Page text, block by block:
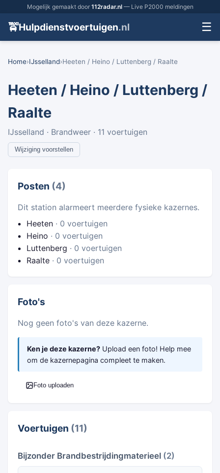
Mogelijk gemaakt door 112radar.nl— Live P2000 meldingen
🚖Hulpdienstvoertuigen.nl ☰
Home›IJsselland›Heeten / Heino / Luttenberg / Raalte
Heeten / Heino / Luttenberg /
Raalte
IJsselland · Brandweer · 11 voertuigen
Wijziging voorstellen
Posten (4)
Dit station alarmeert meerdere fysieke kazernes.
Heeten · 0 voertuigen
Heino · 0 voertuigen
Luttenberg · 0 voertuigen
Raalte · 0 voertuigen
Foto's
Nog geen foto's van deze kazerne.
Ken je deze kazerne? Upload een foto! Help mee
om de kazernepagina compleet te maken.
Foto uploaden
Voertuigen (11)
Bijzonder Brandbestrijdingmaterieel (2)